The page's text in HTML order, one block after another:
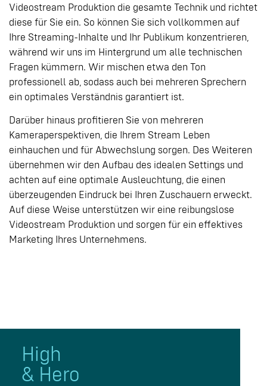
Videostream Produktion die gesamte Technik und richtet
diese für Sie ein. So können Sie sich vollkommen auf
Ihre Streaming-Inhalte und Ihr Publikum konzentrieren,
während wir uns im Hintergrund um alle technischen
Fragen kümmern. Wir mischen etwa den Ton
professionell ab, sodass auch bei mehreren Sprechern
ein optimales Verständnis garantiert ist.
Darüber hinaus profitieren Sie von mehreren
Kameraperspektiven, die Ihrem Stream Leben
einhauchen und für Abwechslung sorgen. Des Weiteren
übernehmen wir den Aufbau des idealen Settings und
achten auf eine optimale Ausleuchtung, die einen
überzeugenden Eindruck bei Ihren Zuschauern erweckt.
Auf diese Weise unterstützen wir eine reibungslose
Videostream Produktion und sorgen für ein effektives
Marketing Ihres Unternehmens.
High
& Hero